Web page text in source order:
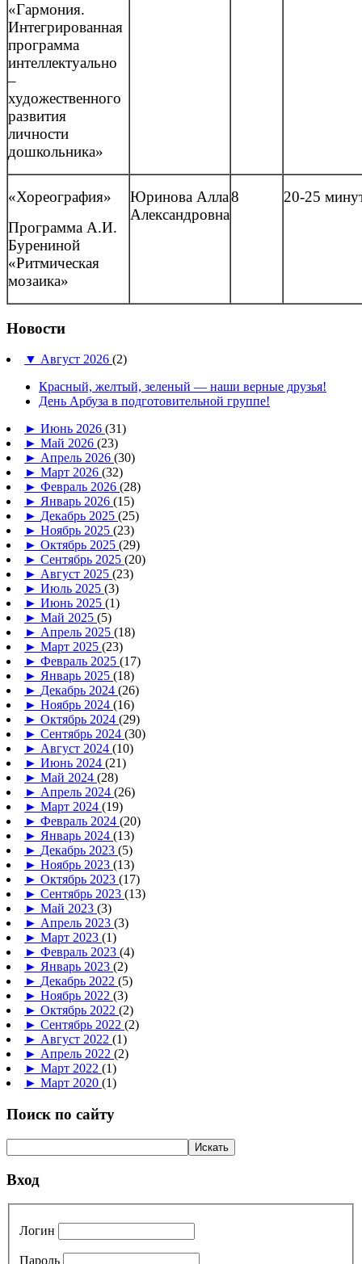
«Гармония.
Интегрированная
программа
интеллектуально
–
художественного
развития
личности
дошкольника»
«Хореография»
Программа А.И.
Бурениной
«Ритмическая
мозаика»
Юринова Алла
Александровна
8 20-25
Новости
▼ Август 2026 (2)
Красный, желтый, зеленый — наши верные друзья!
День Арбуза в подготовительной группе!
► Июнь 2026 (31)
► Май 2026 (23)
► Апрель 2026 (30)
► Март 2026 (32)
► Февраль 2026 (28)
► Январь 2026 (15)
► Декабрь 2025 (25)
► Ноябрь 2025 (23)
► Октябрь 2025 (29)
► Сентябрь 2025 (20)
► Август 2025 (23)
► Июль 2025 (3)
► Июнь 2025 (1)
► Май 2025 (5)
► Апрель 2025 (18)
► Март 2025 (23)
► Февраль 2025 (17)
► Январь 2025 (18)
► Декабрь 2024 (26)
► Ноябрь 2024 (16)
► Октябрь 2024 (29)
► Сентябрь 2024 (30)
► Август 2024 (10)
► Июнь 2024 (21)
► Май 2024 (28)
► Апрель 2024 (26)
► Март 2024 (19)
► Февраль 2024 (20)
► Январь 2024 (13)
► Декабрь 2023 (5)
► Ноябрь 2023 (13)
► Октябрь 2023 (17)
► Сентябрь 2023 (13)
► Май 2023 (3)
► Апрель 2023 (3)
► Март 2023 (1)
► Февраль 2023 (4)
► Январь 2023 (2)
► Декабрь 2022 (5)
► Ноябрь 2022 (3)
► Октябрь 2022 (2)
► Сентябрь 2022 (2)
► Август 2022 (1)
► Апрель 2022 (2)
► Март 2022 (1)
► Март 2020 (1)
Поиск по сайту
Вход
Логин
Пароль